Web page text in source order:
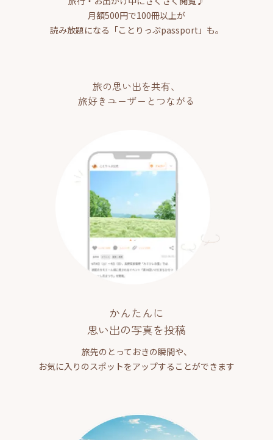
月額500円で100冊以上が
読み放題になる「ことりっぷpassport」も。
旅の思い出を共有、
旅好きユーザーとつながる
かんたんに
思い出の写真を投稿
旅先のとっておきの瞬間や、
お気に入りのスポットをアップすることができます